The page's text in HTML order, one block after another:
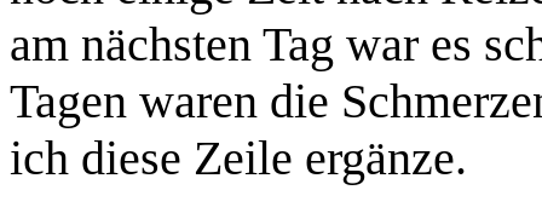
am nächsten Tag war es
Tagen waren die
ich diese Zeile ergänze.